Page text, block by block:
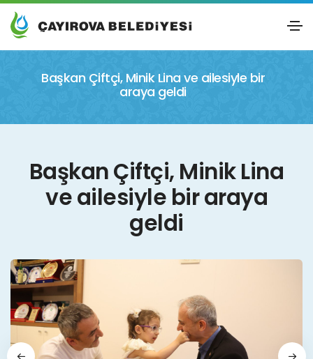
Başkan Çiftçi, Minik Lina ve ailesiyle bir
araya geldi
Başkan Çiftçi, Minik Lina
ve ailesiyle bir araya
geldi